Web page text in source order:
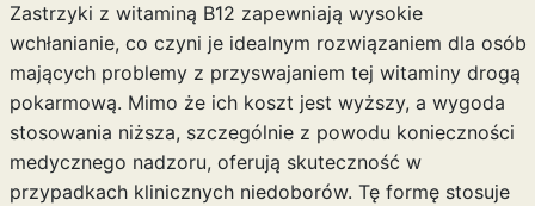
Zastrzyki z witaminą B12 zapewniają wysokie
wchłanianie, co czyni je idealnym rozwiązaniem dla osób
mających problemy z przyswajaniem tej witaminy drogą
pokarmową. Mimo że ich koszt jest wyższy, a wygoda
stosowania niższa, szczególnie z powodu konieczności
medycznego nadzoru, oferują skuteczność w
przypadkach klinicznych niedoborów. Tę formę stosuje